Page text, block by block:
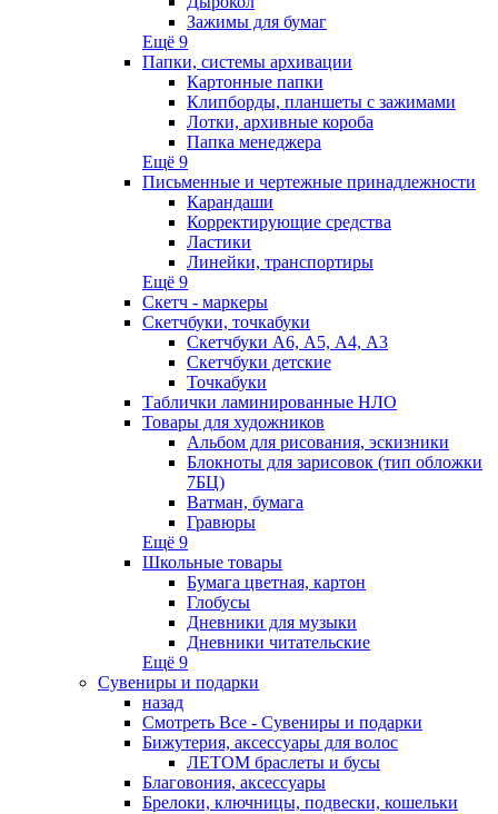
Зажимы для бумаг
Ещё 9
Папки, системы архивации
Картонные папки
Клипборды, планшеты с зажимами
Лотки, архивные короба
Папка менеджера
Ещё 9
Письменные и чертежные принадлежности
Карандаши
Корректирующие средства
Ластики
Линейки, транспортиры
Ещё 9
Скетч - маркеры
Скетчбуки, точкабуки
Скетчбуки А6, А5, А4, А3
Скетчбуки детские
Точкабуки
Таблички ламинированные НЛО
Товары для художников
Альбом для рисования, эскизники
Блокноты для зарисовок (тип обложки
7БЦ)
Ватман, бумага
Гравюры
Ещё 9
Школьные товары
Бумага цветная, картон
Глобусы
Дневники для музыки
Дневники читательские
Ещё 9
Сувениры и подарки
назад
Смотреть Все - Сувениры и подарки
Бижутерия, аксессуары для волос
ЛЕТОМ браслеты и бусы
Благовония, аксессуары
Брелоки, ключницы, подвески, кошельки